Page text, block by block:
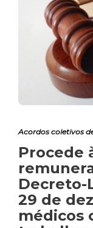
Acordos coletivos
Procede
Decreto-
29 de
médicos